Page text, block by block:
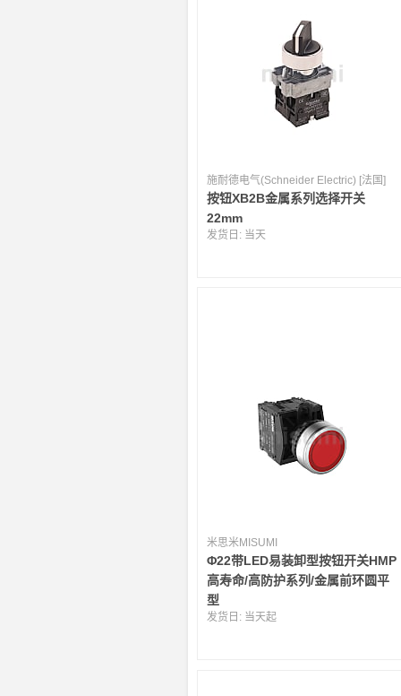
施耐德电气(Schneider Electric) [法国]
按钮XB2B金属系列选择开关
22mm
发货日: 当天
米思米MISUMI
Φ22带LED易装卸型按钮开关HMP
高寿命/高防护系列/金属前环圆平
型
发货日: 当天起